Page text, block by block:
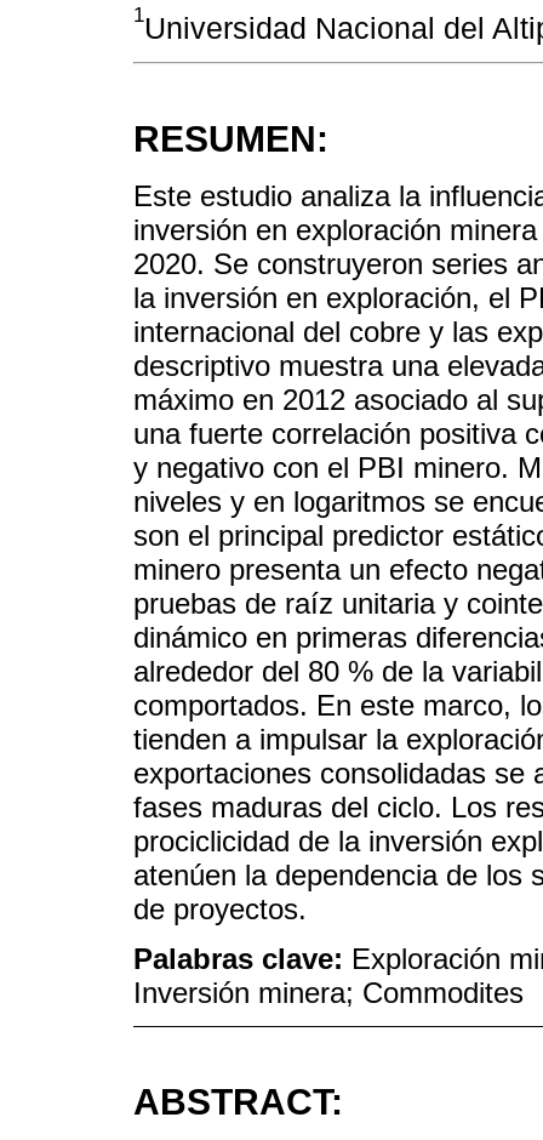
1Universidad Nacional del
RESUMEN:
Este estudio analiza la
inversión en exploración
2020. Se construyeron series
la inversión en exploración, el
internacional del cobre y las
descriptivo muestra una
máximo en 2012 asociado al
una fuerte correlación positiva
y negativo con el PBI minero.
niveles y en logaritmos se
son el principal predictor
minero presenta un efecto
pruebas de raíz unitaria y
dinámico en primeras
alrededor del 80 % de la
comportados. En este marco,
tienden a impulsar la
exportaciones consolidadas se
fases maduras del ciclo. Los
prociclicidad de la inversión
atenúen la dependencia de los
de proyectos.
Palabras clave: Exploración
Inversión minera; Commodites
ABSTRACT: